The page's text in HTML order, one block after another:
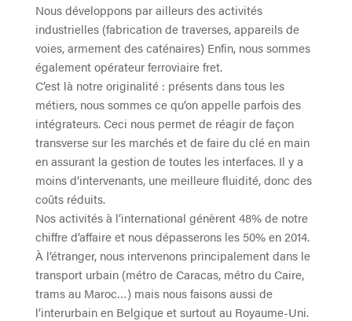
Nous développons par ailleurs des activités
industrielles (fabrication de traverses, appareils de
voies, armement des caténaires) Enfin, nous sommes
également opérateur ferroviaire fret.
C’est là notre originalité : présents dans tous les
métiers, nous sommes ce qu’on appelle parfois des
intégrateurs. Ceci nous permet de réagir de façon
transverse sur les marchés et de faire du clé en main
en assurant la gestion de toutes les interfaces. Il y a
moins d’intervenants, une meilleure fluidité, donc des
coûts réduits.
Nos activités à l’international génèrent 48% de notre
chiffre d’affaire et nous dépasserons les 50% en 2014.
À l’étranger, nous intervenons principalement dans le
transport urbain (métro de Caracas, métro du Caire,
trams au Maroc…) mais nous faisons aussi de
l’interurbain en Belgique et surtout au Royaume-Uni.